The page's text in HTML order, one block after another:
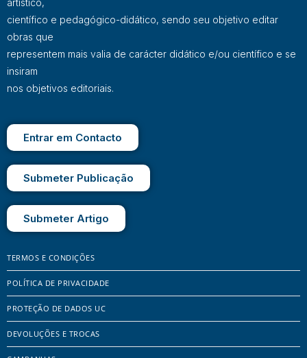
artístico,
científico e pedagógico-didático, sendo seu objetivo editar
obras que
representem mais valia de carácter didático e/ou científico e se
insiram
nos objetivos editoriais.
Entrar em Contacto
Submeter Publicação
Submeter Artigo
TERMOS E CONDIÇÕES
POLÍTICA DE PRIVACIDADE
PROTEÇÃO DE DADOS UC
DEVOLUÇÕES E TROCAS